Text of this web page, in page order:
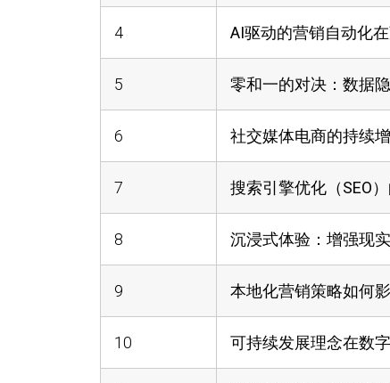
4 AI驱动的营销自动化
5 零和一的对决：数据
6 社交媒体电商的持续
7 搜索引擎优化（SEO
8 沉浸式体验：增强现
9 本地化营销策略如何
10 可持续发展理念在数